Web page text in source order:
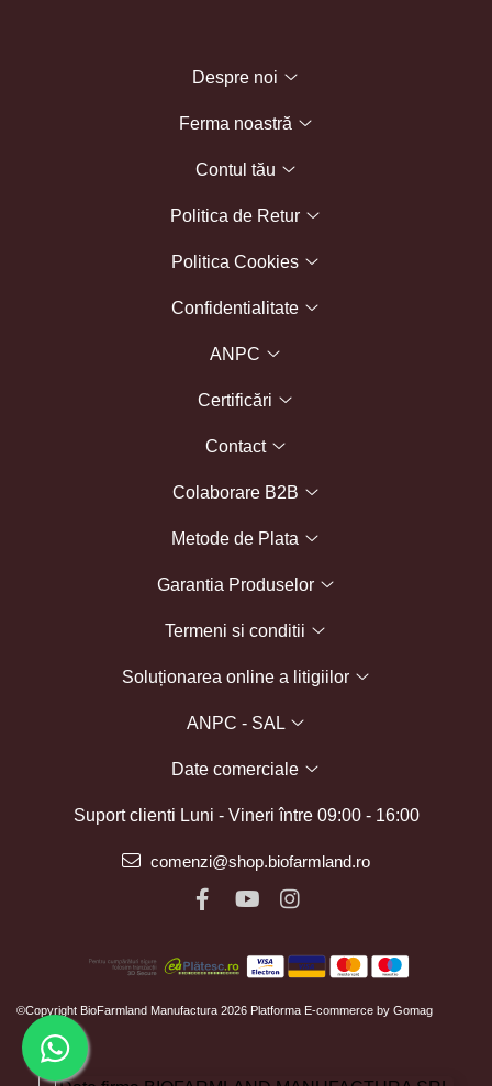
Despre noi
Ferma noastră
Contul tău
Politica de Retur
Politica Cookies
Confidentialitate
ANPC
Certificări
Contact
Colaborare B2B
Metode de Plata
Garantia Produselor
Termeni si conditii
Soluționarea online a litigiilor
ANPC - SAL
Date comerciale
Suport clienti Luni - Vineri între 09:00 - 16:00
comenzi@shop.biofarmland.ro
©Copyright BioFarmland Manufactura 2026 Platforma E-commerce by Gomag